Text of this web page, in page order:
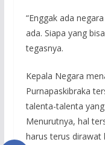
“Enggak ada
ada. Siapa yang
tegasnya.
Kepala Negara
Purnapaskibraka
talenta-talenta
Menurutnya, hal
harus terus dirawat